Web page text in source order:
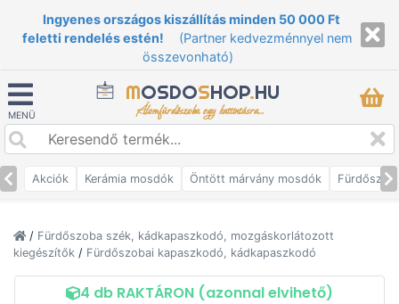
Ingyenes országos kiszállítás minden 50 000 Ft
feletti rendelés estén!
(Partner kedvezménnyel nem
összevonható)
MENÜ
MOSDOSHOP.HU
Álomfürdőszoba egy kattintásra...
Akciók Kerámia mosdók Öntött márvány mosdók
/ Fürdőszoba szék, kádkapaszkodó, mozgáskorlátozott
kiegészítők / Fürdőszobai kapaszkodó, kádkapaszkodó
4 db RAKTÁRON (azonnal elvihető)